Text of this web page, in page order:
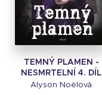
TEMNÝ PLAMEN -
NESMRTELNÍ 4. DÍL
Alyson Noëlová